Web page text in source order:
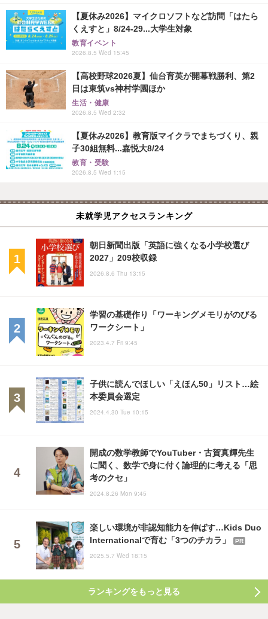
【夏休み2026】マイクロソフトなど訪問「はたら
くえすと」8/24-29...大学生対象
教育イベント
2026.8.5 Wed 15:45
【高校野球2026夏】仙台育英が開幕戦勝利、第2
日は東筑vs神村学園ほか
生活・健康
2026.8.5 Wed 2:32
【夏休み2026】教育版マイクラでまちづくり、親
子30組無料...嘉悦大8/24
教育・受験
2026.8.5 Wed 1:15
未就学児アクセスランキング
朝日新聞出版「英語に強くなる小学校選び
2027」209校収録
2026.8.6 Thu 13:15
学習の基礎作り「ワーキングメモリがのびる
ワークシート」
2023.4.7 Fri 9:45
子供に読んでほしい「えほん50」リスト…絵
本委員会選定
2024.4.30 Tue 10:15
開成の数学教師でYouTuber・古賀真輝先生
に聞く、数学で身に付く論理的に考える「思
考のクセ」
2024.8.26 Mon 9:45
楽しい環境が非認知能力を伸ばす…Kids Duo
Internationalで育む「3つのチカラ」
PR
2025.5.7 Wed 18:15
ランキングをもっと見る